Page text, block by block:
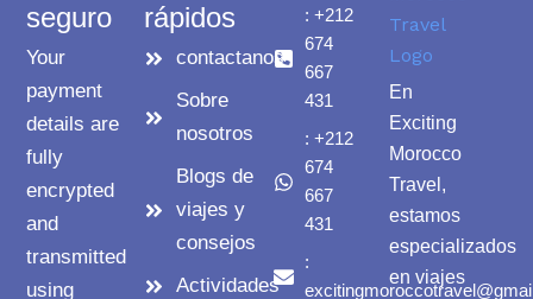
En
Exciting
Morocco
Travel,
estamos
especializados
en viajes
: +212
674
667
431
: +212
674
667
431
:
rápidos
contactanos
Sobre
nosotros
Blogs de
viajes y
consejos
Actividades
seguro
Your
payment
details are
fully
encrypted
and
transmitted
using